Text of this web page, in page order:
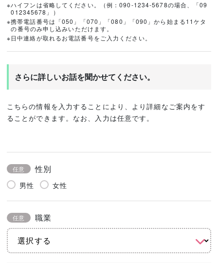
※ハイフンは省略してください。（例：090-1234-5678の場合、「09
012345678」）
※携帯電話番号は「050」「070」「080」「090」から始まる11ケタ
の番号のみ申し込みいただけます。
※日中連絡が取れるお電話番号をご入力ください。
さらに詳しいお話を聞かせてください。
こちらの情報を入力することにより、より詳細なご案内をす
ることができます。なお、入力は任意です。
任意 性別
男性 女性
任意 職業